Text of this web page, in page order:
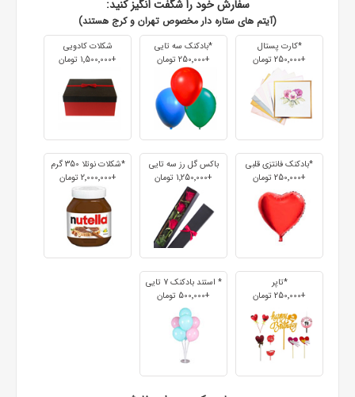
سفارش خود را شگفت انگیز کنید:
(آیتم های ستاره دار مخصوص تهران و کرج هستند)
*کارت پستال
+250٬000 تومان
*بادکنک سه تایی
+250٬000 تومان
شکلات کادویی
+1٬500٬000 تومان
*بادکنک فانتزی قلبی
+250٬000 تومان
باکس گل رز سه تایی
+1٬250٬000 تومان
*شکلات نوتلا 350 گرم
+2٬000٬000 تومان
*تاپر
+250٬000 تومان
* استند بادکنک 7 تایی
+500٬000 تومان